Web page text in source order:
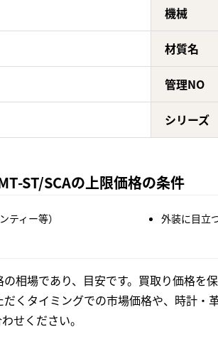
機械
材質名
管理NO
シリーズ
ST/SCAの上限価格の条件
ティー等）
外装に目立
相場であり、目安です。買取り価格を
くタイミングでの市場価格や、時計
せください。